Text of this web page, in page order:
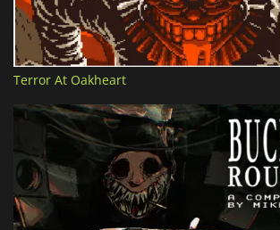
Terror At Oakheart